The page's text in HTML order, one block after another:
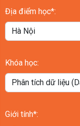
Địa điểm học*:
Khóa học:
Giới tính*: